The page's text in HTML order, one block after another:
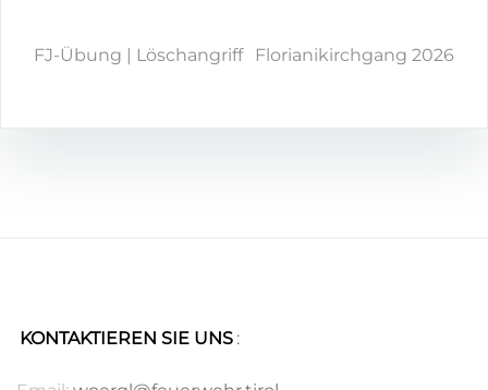
FJ-Übung | Löschangriff Florianikirchgang 2026
KONTAKTIEREN SIE UNS :